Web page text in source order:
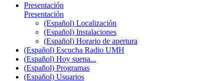
Presentación
Presentación
(Español) Localización
(Español) Instalaciones
(Español) Horario de apertura
(Español) Escucha Radio UMH
(Español) Hoy suena...
(Español) Programas
(Español) Usuarios